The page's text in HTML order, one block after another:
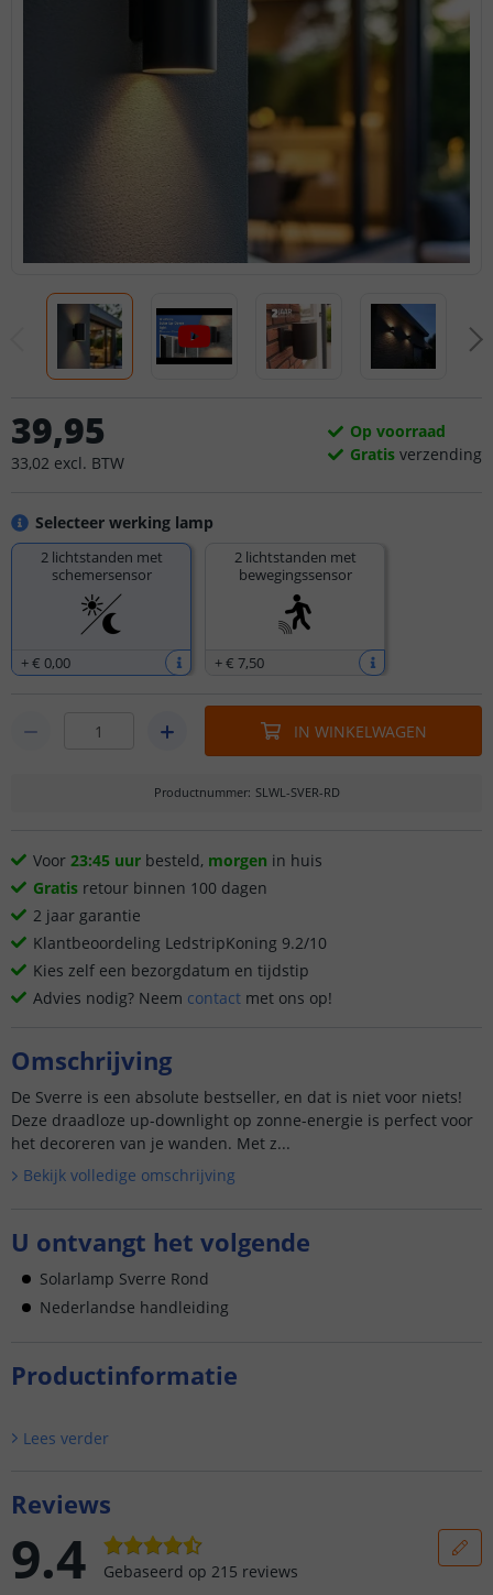
Selecteer werking lamp
2 lichtstanden met
schemersensor
+€ 0,00
2 lichtstanden met
bewegingssensor
+€ 7,50
39,95
33,02 excl. BTW
Op voorraad
Gratis verzending
IN WINKELWAGEN
Productnummer: SLWL-SVER-RD
Voor 23:45 uur besteld, morgen in huis
Gratis retour binnen 100 dagen
2 jaar garantie
Klantbeoordeling LedstripKoning 9.2/10
Kies zelf een bezorgdatum en tijdstip
Advies nodig? Neem contact met ons op!
Omschrijving
De Sverre is een absolute bestseller, en dat is niet voor niets!
Deze draadloze up-downlight op zonne-energie is perfect voor
het decoreren van je wanden. Met z...
Bekijk volledige omschrijving
U ontvangt het volgende
Solarlamp Sverre Rond
Nederlandse handleiding
Productinformatie
Lees verder
Reviews
9.4 Gebaseerd op 215 reviews